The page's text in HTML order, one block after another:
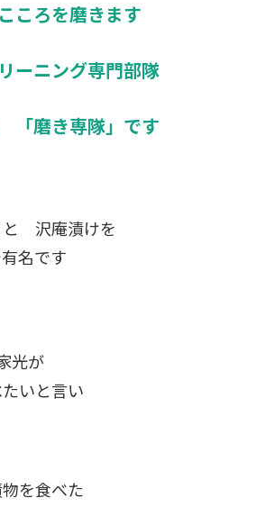
ころを磨きます
ーニング専門部隊
「磨き専隊」です
と 沢庵漬けを
名です
光が
たいと言い
を食べた